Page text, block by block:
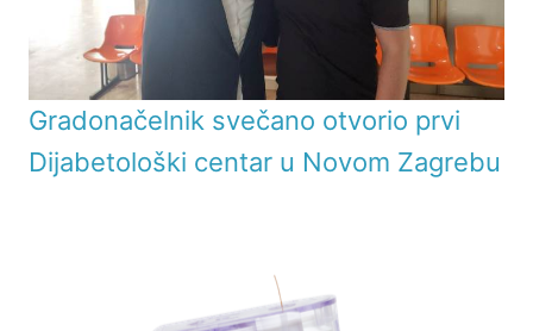
Gradonačelnik svečano otvorio prvi
Dijabetološki centar u Novom Zagrebu